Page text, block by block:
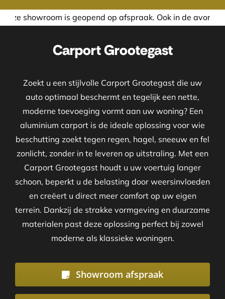
is geopend op afspraak. Ook in de avond of in het
Carport Grootegast
Zoekt u een stijlvolle Carport Grootegast die uw
auto optimaal beschermt en tegelijk een nette,
moderne toevoeging vormt aan uw woning? Een
aluminium carport is de ideale oplossing voor wie
beschutting zoekt tegen regen, hagel, sneeuw en fel
zonlicht, zonder in te leveren op uitstraling. Met een
Carport Grootegast houdt u uw voertuig langer
schoon, beperkt u de belasting door weersinvloeden
en creëert u direct meer comfort op uw eigen
terrein. Dankzij de strakke vormgeving en duurzame
materialen past deze oplossing perfect bij zowel
moderne als klassieke woningen.
Showroom afspraak